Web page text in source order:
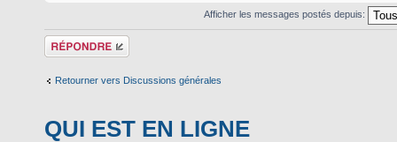
Afficher les messages postés depuis:
Répondre
Retourner vers Discussions générales
QUI EST EN LIGNE